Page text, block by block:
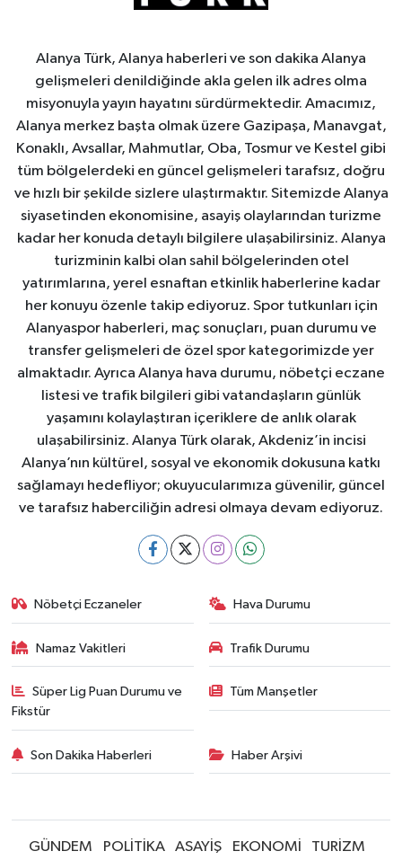
Alanya Türk, Alanya haberleri ve son dakika Alanya
gelişmeleri denildiğinde akla gelen ilk adres olma
misyonuyla yayın hayatını sürdürmektedir. Amacımız,
Alanya merkez başta olmak üzere Gazipaşa, Manavgat,
Konaklı, Avsallar, Mahmutlar, Oba, Tosmur ve Kestel gibi
tüm bölgelerdeki en güncel gelişmeleri tarafsız, doğru
ve hızlı bir şekilde sizlere ulaştırmaktır. Sitemizde Alanya
siyasetinden ekonomisine, asayiş olaylarından turizme
kadar her konuda detaylı bilgilere ulaşabilirsiniz. Alanya
turizminin kalbi olan sahil bölgelerinden otel
yatırımlarına, yerel esnaftan etkinlik haberlerine kadar
her konuyu özenle takip ediyoruz. Spor tutkunları için
Alanyaspor haberleri, maç sonuçları, puan durumu ve
transfer gelişmeleri de özel spor kategorimizde yer
almaktadır. Ayrıca Alanya hava durumu, nöbetçi eczane
listesi ve trafik bilgileri gibi vatandaşların günlük
yaşamını kolaylaştıran içeriklere de anlık olarak
ulaşabilirsiniz. Alanya Türk olarak, Akdeniz’in incisi
Alanya’nın kültürel, sosyal ve ekonomik dokusuna katkı
sağlamayı hedefliyor; okuyucularımıza güvenilir, güncel
ve tarafsız haberciliğin adresi olmaya devam ediyoruz.
Nöbetçi Eczaneler Hava Durumu
Namaz Vakitleri Trafik Durumu
Süper Lig Puan Durumu ve
Fikstür
Tüm Manşetler
Son Dakika Haberleri Haber Arşivi
GÜNDEM POLİTİKA ASAYİŞ EKONOMİ TURİZM